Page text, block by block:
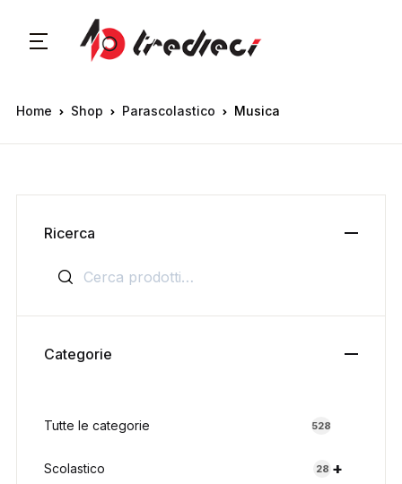
Home Shop Parascolastico Musica
Ricerca
Cerca:
Categorie
Tutte le categorie 528
+
Scolastico 28